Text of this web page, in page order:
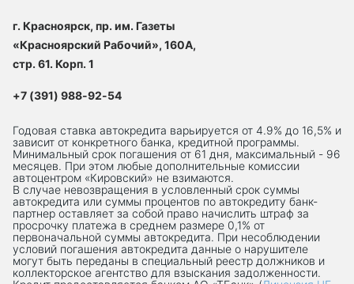
г. Красноярск, пр. им. Газеты
«Красноярский Рабочий», 160А,
стр. 61. Корп. 1
+7 (391) 988-92-54
Годовая ставка автокредита варьируется от 4.9% до 16,5% и
зависит от конкретного банка, кредитной программы.
Минимальный срок погашения от 61 дня, максимальный - 96
месяцев. При этом любые дополнительные комиссии
автоцентром «Кировский» не взимаются.
В случае невозвращения в условленный срок суммы
автокредита или суммы процентов по автокредиту банк-
партнер оставляет за собой право начислить штраф за
просрочку платежа в среднем размере 0,1% от
первоначальной суммы автокредита. При несоблюдении
условий погашения автокредита данные о нарушителе
могут быть переданы в специальный реестр должников и
коллекторское агентство для взыскания задолженности.